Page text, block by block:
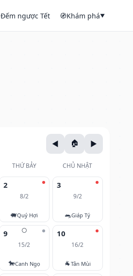
Đếm ngược Tết 🧭Khám phá▼
THỨ BẢY CHỦ NHẬT
2
8/2
🐖Quý Hợi
3
9/2
🐀Giáp Tý
🌕
9
15/2
🐎Canh Ngọ
10
16/2
🐐Tân Mùi